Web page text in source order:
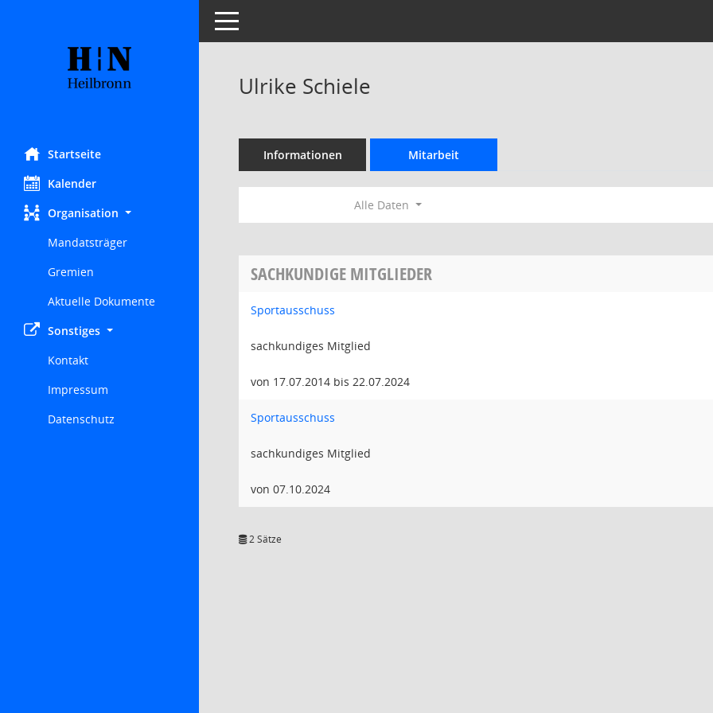
Startseite
Kalender
Organisation
Mandatsträger
Gremien
Aktuelle Dokumente
Sonstiges
Kontakt
Impressum
Datenschutz
Toggle navigation
Ulrike Schiele
Informationen Mitarbeit
Alle Daten
SACHKUNDIGE MITGLIEDER
Sportausschuss
sachkundiges Mitglied
von 17.07.2014 bis 22.07.2024
Sportausschuss
sachkundiges Mitglied
von 07.10.2024
2 Sätze